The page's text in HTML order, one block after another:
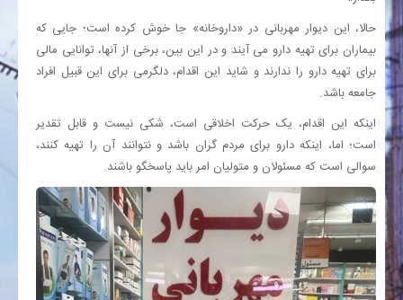
حالا، این دیوار مهربانی در «داروخانه» جا خوش کرده است؛ جایی که
بیماران برای تهیه دارو می آیند و در این بین، برخی از آنها، توانایی مالی
برای تهیه دارو را ندارند و شاید این اقدام، دلگرمی برای این قبیل افراد
جامعه باشد.
اینکه این اقدام، یک حرکت اخلاقی است، شکی نیست و قابل تقدیر
است؛ اما، اینکه دارو برای مردم گران باشد و نتوانند آن را تهیه کنند،
سوالی است که مسئولان و متولیان امر باید پاسخگو باشند.